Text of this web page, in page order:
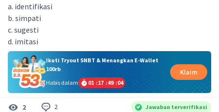
a. identifikasi
b. simpati
c. sugesti
d. imitasi
Ikuti Tryout SNBT & Menangkan E-Wallet
100rb
Habis dalam
01 :17 :49 :04
Klaim
2 2 Jawaban terverifikasi